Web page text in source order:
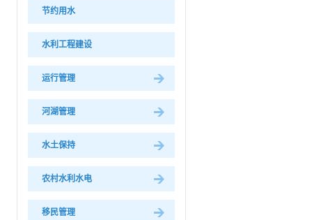
节约用水
水利工程建设
运行管理
河湖管理
水土保持
农村水利水电
移民管理